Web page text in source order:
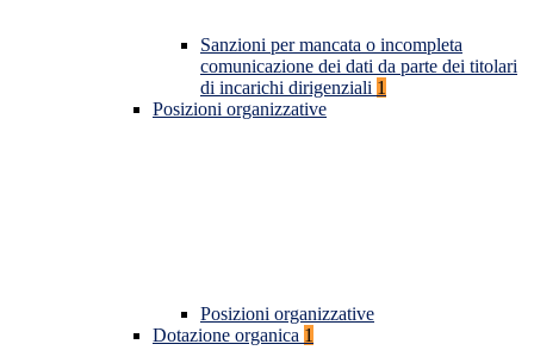
Sanzioni per mancata o incompleta
comunicazione dei dati da parte dei titolari
di incarichi dirigenziali 1
Posizioni organizzative
Posizioni organizzative
Dotazione organica 1